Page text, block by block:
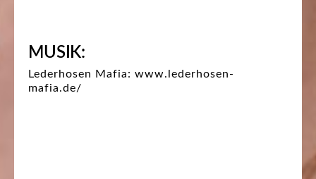
MUSIK:
Lederhosen Mafia: www.lederhosen-
mafia.de/